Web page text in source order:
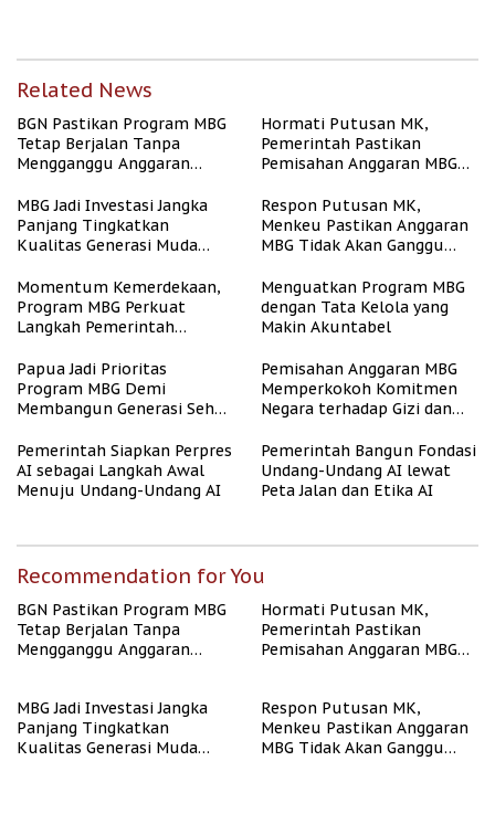
Related News
BGN Pastikan Program MBG
Tetap Berjalan Tanpa
Mengganggu Anggaran
Hormati Putusan MK,
Pemerintah Pastikan
Pemisahan Anggaran MBG
MBG Jadi Investasi Jangka
Panjang Tingkatkan
Kualitas Generasi Muda
Respon Putusan MK,
Menkeu Pastikan Anggaran
MBG Tidak Akan Ganggu
Momentum Kemerdekaan,
Program MBG Perkuat
Langkah Pemerintah
Menguatkan Program MBG
dengan Tata Kelola yang
Makin Akuntabel
Papua Jadi Prioritas
Program MBG Demi
Membangun Generasi Sehat
Pemisahan Anggaran MBG
Memperkokoh Komitmen
Negara terhadap Gizi dan
Pemerintah Siapkan Perpres
AI sebagai Langkah Awal
Menuju Undang-Undang AI
Pemerintah Bangun Fondasi
Undang-Undang AI lewat
Peta Jalan dan Etika AI
Recommendation for You
BGN Pastikan Program MBG
Tetap Berjalan Tanpa
Mengganggu Anggaran
Hormati Putusan MK,
Pemerintah Pastikan
Pemisahan Anggaran MBG
MBG Jadi Investasi Jangka
Panjang Tingkatkan
Kualitas Generasi Muda
Respon Putusan MK,
Menkeu Pastikan Anggaran
MBG Tidak Akan Ganggu